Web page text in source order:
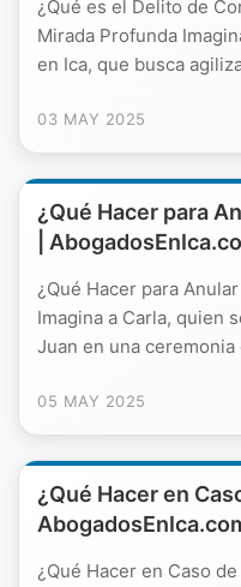
¿Qué es el Delito de
Mirada Profunda
en Ica, que busca
03 MAY 2025
¿Qué Hacer para
|
¿Qué Hacer para
Imagina a Carla, quien
Juan en una ceremonia
05 MAY 2025
¿Qué Hacer en
¿Qué Hacer en Caso